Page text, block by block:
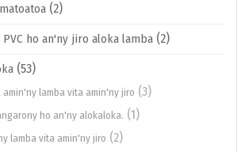
(2)
ho an'ny jiro aloka lamba (2)
(53)
amin'ny lamba vita amin'ny jiro (3)
ho an'ny alokaloka. (1)
lamba vita amin'ny jiro (2)